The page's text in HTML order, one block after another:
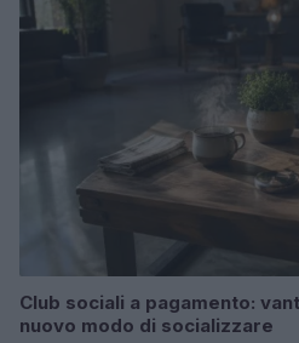
Club sociali a pagamento:
nuovo modo di socializzare